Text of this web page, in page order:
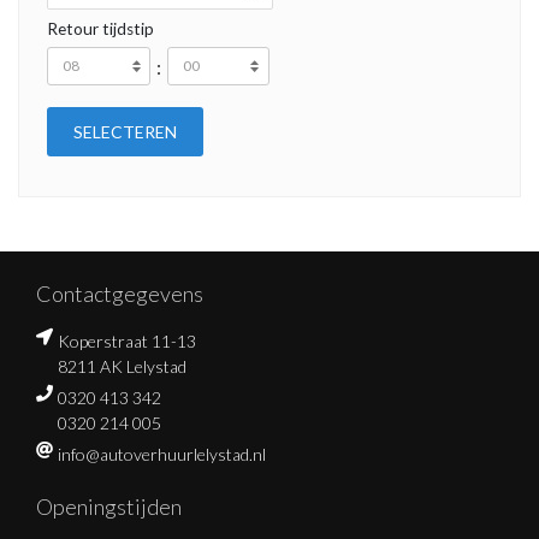
Retour tijdstip
:
Contactgegevens
Koperstraat 11-13
8211 AK Lelystad
0320 413 342
0320 214 005
info@autoverhuurlelystad.nl
Openingstijden